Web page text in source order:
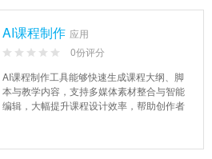
AI课程制作 应用
0份评分
AI课程制作工具能够快速生成课程大纲、脚
本与教学内容，支持多媒体素材整合与智能
编辑，大幅提升课程设计效率，帮助创作者